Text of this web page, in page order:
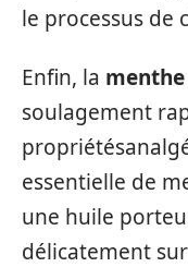
le processus de
Enfin, la
soulagement
essentielle de
une huile
délicatement